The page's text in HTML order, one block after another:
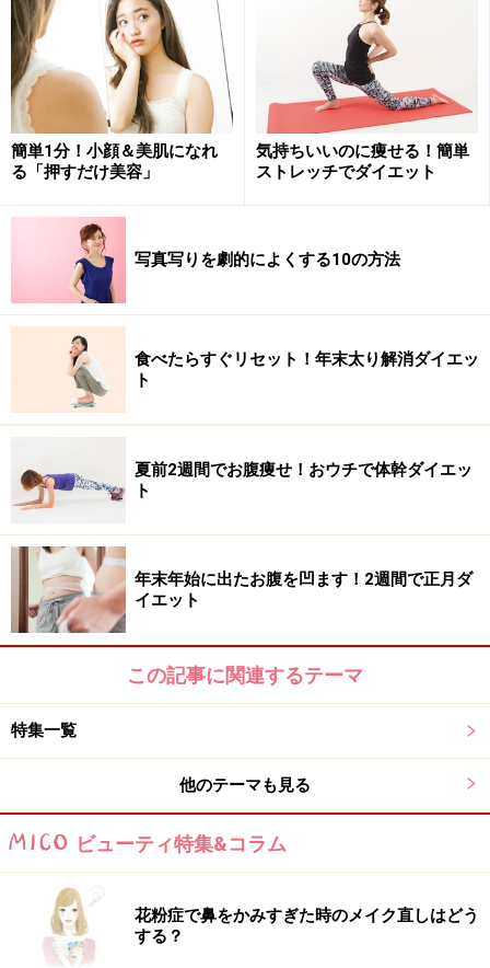
簡単1分！小顔＆美肌になれ
る「押すだけ美容」
気持ちいいのに痩せる！簡単
ストレッチでダイエット
写真写りを劇的によくする10の方法
食べたらすぐリセット！年末太り解消ダイエッ
ト
夏前2週間でお腹痩せ！おウチで体幹ダイエッ
ト
年末年始に出たお腹を凹ます！2週間で正月ダ
イエット
この記事に関連するテーマ
特集一覧
他のテーマも見る
ビューティ特集&コラム
花粉症で鼻をかみすぎた時のメイク直しはどう
する？